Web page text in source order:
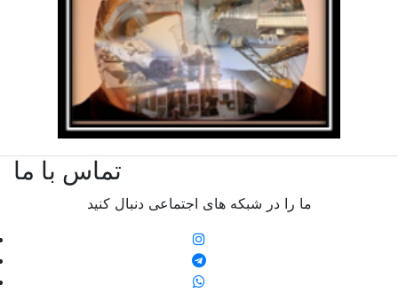
تماس با ما
ما را در شبکه های اجتماعی دنبال کنید